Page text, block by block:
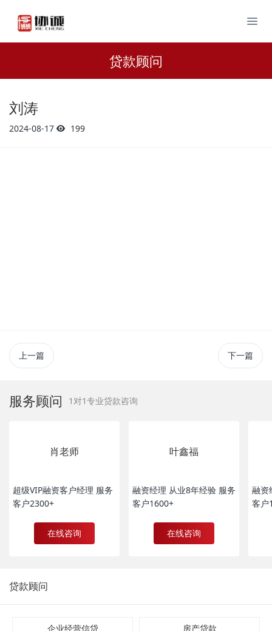
贷款顾问
刘涛
2024-08-17 199
上一篇 下一篇
服务顾问 1对1专业贷款咨询
肖老师
超级VIP融资客户经理 服务
客户2300+
在线咨询
叶鑫福
融资经理 从业8年经验 服务
客户1600+
在线咨询
融资
客户
贷款顾问
企业经营信贷 房产贷款